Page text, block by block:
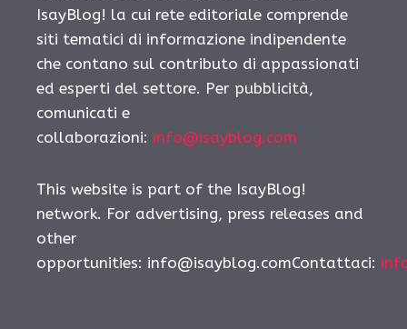
IsayBlog! la cui rete editoriale comprende
siti tematici di informazione indipendente
che contano sul contributo di appassionati
ed esperti del settore. Per pubblicità,
comunicati e
collaborazioni: info@isayblog.com
This website is part of the IsayBlog!
network. For advertising, press releases and
other
opportunities: info@isayblog.comContattaci: